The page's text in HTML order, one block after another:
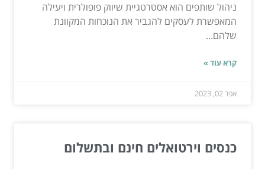
ניהול שותפים הוא אסטרטגיית שיווק פופולרית ויעילה
המאפשרת לעסקים להגביר את הנוכחות המקוונת
שלהם...
קרא עוד »
אפר 02, 2023
כנסים וירטואלים חינם ובתשלום